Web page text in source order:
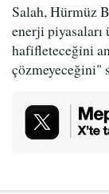
Salah, Hürmüz
enerji
hafifleteceğini
çözmeyeceğini"